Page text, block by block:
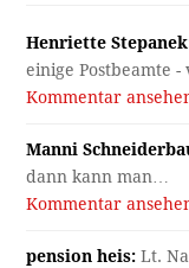
Henriette
einige Postbeamte
Kommentar
Manni
dann kann man…
Kommentar
pension heis: Lt.